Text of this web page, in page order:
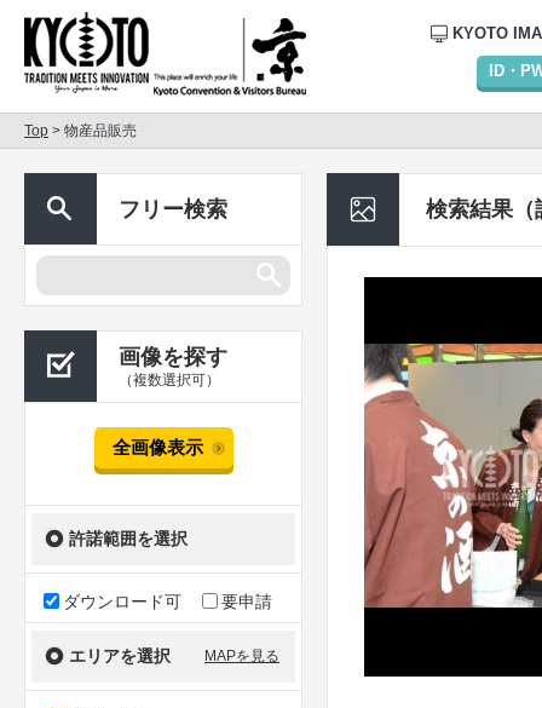
KYOTO
ID・
Top > 物産品販売
フリー検索
画像を探す
（複数選択可）
全画像表示
許諾範囲を選択
ダウンロード可 要申請
エリアを選択 MAPを見る
検索結果（